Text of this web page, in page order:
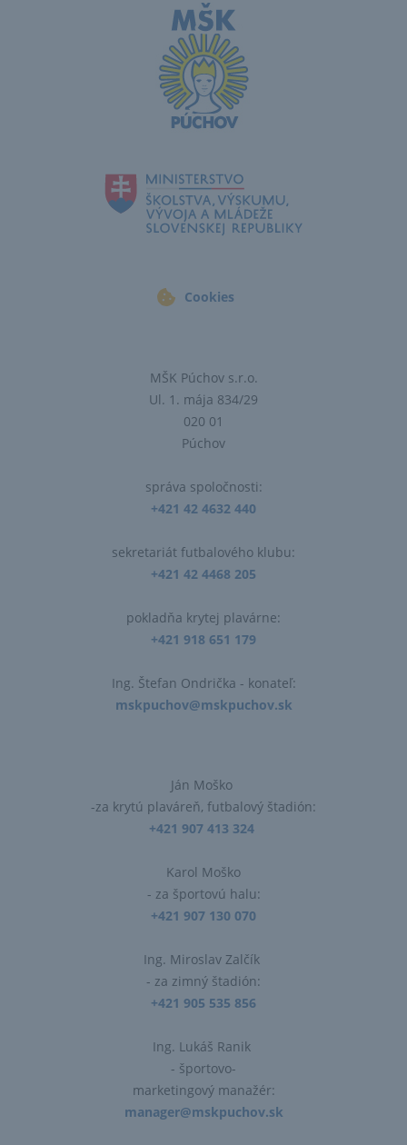
Cookies
MŠK Púchov s.r.o.
Ul. 1. mája 834/29
020 01
Púchov
správa spoločnosti:
+421 42 4632 440
sekretariát futbalového klubu:
+421 42 4468 205
pokladňa krytej plavárne:
+421 918 651 179
Ing. Štefan Ondrička​ - konateľ:
mskpuchov@mskpuchov.sk
Ján Moško
-za krytú plaváreň, futbalový štadión:
+421 907 413 324
Karol Moško
- za športovú halu:
+421 907 130 070
Ing. Miroslav Zalčík
- za zimný štadión:
+421 905 535 856
Ing. Lukáš Ranik
- športovo-
marketingový manažér:
manager@mskpuchov.sk